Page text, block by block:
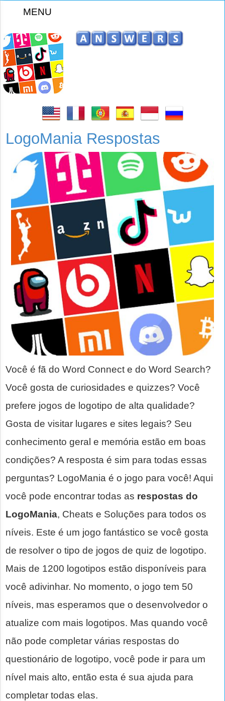
MENU
LogoMania Respostas
Você é fã do Word Connect e do Word Search?
Você gosta de curiosidades e quizzes? Você
prefere jogos de logotipo de alta qualidade?
Gosta de visitar lugares e sites legais? Seu
conhecimento geral e memória estão em boas
condições? A resposta é sim para todas essas
perguntas? LogoMania é o jogo para você! Aqui
você pode encontrar todas as respostas do
LogoMania, Cheats e Soluções para todos os
níveis. Este é um jogo fantástico se você gosta
de resolver o tipo de jogos de quiz de logotipo.
Mais de 1200 logotipos estão disponíveis para
você adivinhar. No momento, o jogo tem 50
níveis, mas esperamos que o desenvolvedor o
atualize com mais logotipos. Mas quando você
não pode completar várias respostas do
questionário de logotipo, você pode ir para um
nível mais alto, então esta é sua ajuda para
completar todas elas.